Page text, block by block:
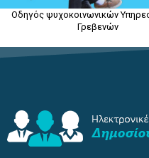
Οδηγός ψυχοκοινωνικών
Γρεβενών